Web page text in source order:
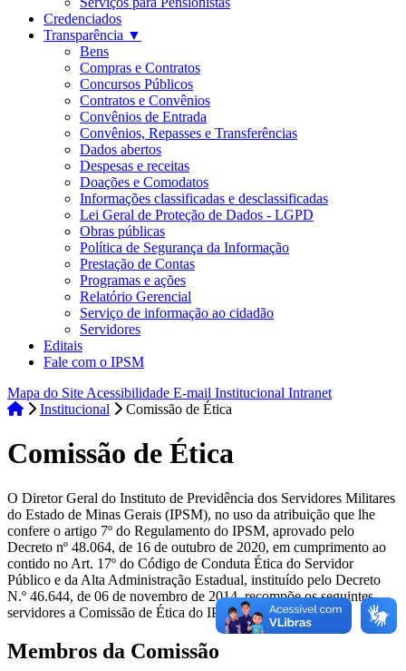
Credenciados
Transparência ▼
Bens
Compras e Contratos
Concursos Públicos
Contratos e Convênios
Convênios de Entrada
Convênios, Repasses e Transferências
Dados abertos
Despesas e receitas
Doações e Comodatos
Informações classificadas e desclassificadas
Lei Geral de Proteção de Dados - LGPD
Obras públicas
Política de Segurança da Informação
Prestação de Contas
Programas e ações
Relatório Gerencial
Serviço de informação ao cidadão
Servidores
Editais
Fale com o IPSM
Mapa do Site Acessibilidade E-mail Institucional Intranet
Institucional
Comissão de Ética
Comissão de Ética
O Diretor Geral do Instituto de Previdência dos Servidores Militares
do Estado de Minas Gerais (IPSM), no uso da atribuição que lhe
confere o artigo 7º do Regulamento do IPSM, aprovado pelo
Decreto nº 48.064, de 16 de outubro de 2020, em cumprimento ao
contido no Art. 17º do Código de Conduta Ética do Servidor
Público e da Alta Administração Estadual, instituído pelo Decreto
N.º 46.644, de 06 de novembro de 2014, recompõe os seguintes
servidores a Comissão de Ética do IPSM.
Membros da Comissão